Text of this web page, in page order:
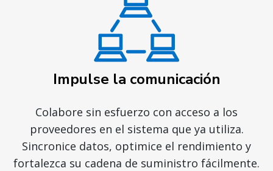
Impulse la comunicación
Colabore sin esfuerzo con acceso a los
proveedores en el sistema que ya utiliza.
Sincronice datos, optimice el rendimiento y
fortalezca su cadena de suministro fácilmente.